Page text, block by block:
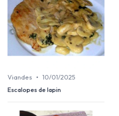
Viandes • 10/01/2025
Escalopes de lapin